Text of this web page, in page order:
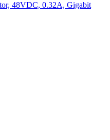
48VDC, 0.32A, Gigabit